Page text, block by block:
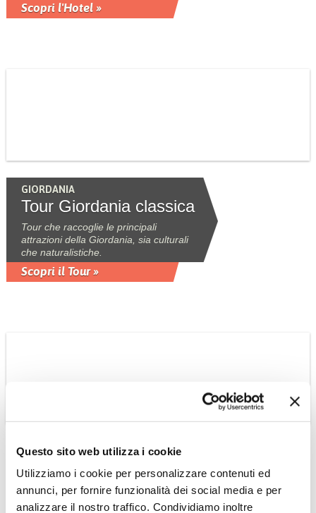
Questo sito web utilizza i cookie
Utilizziamo i cookie per personalizzare contenuti ed
annunci, per fornire funzionalità dei social media e per
analizzare il nostro traffico. Condividiamo inoltre
Scopri l'Hotel »
GIORDANIA
Tour Giordania classica
Tour che raccoglie le principali
attrazioni della Giordania, sia culturali
che naturalistiche.
Scopri il Tour »
OMAN
Suggestioni Omanite
tour privato
Tour 6 giorni - 5 notti privato con guida